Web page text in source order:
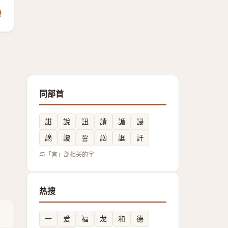
同部首
詌 說 䚼 請 䛻
誛
謫
讂 䛒 訩 誆 訐
与「言」部相关的字
热搜
一 爱 福 龙 和 德